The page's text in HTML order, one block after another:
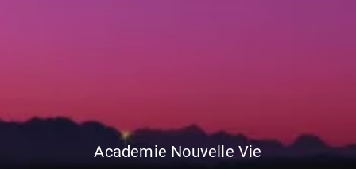
Academie Nouvelle Vie